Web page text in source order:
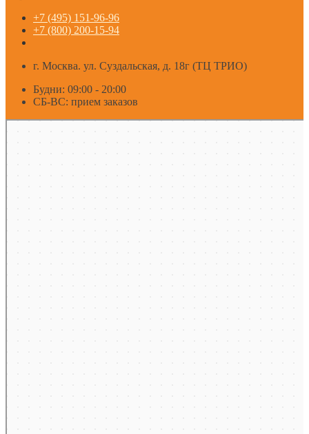
+7 (495) 151-96-96
+7 (800) 200-15-94
г. Москва. ул. Суздальская, д. 18г (ТЦ ТРИО)
Будни: 09:00 - 20:00
СБ-ВС: прием заказов